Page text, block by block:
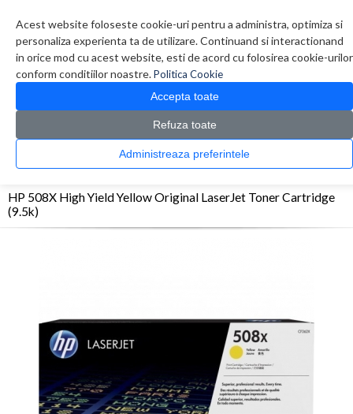
Acest website foloseste cookie-uri pentru a administra, optimiza si
personaliza experienta ta de utilizare. Continuand si interactionand
in orice mod cu acest website, esti de acord cu folosirea cookie-urilor
conform conditiilor noastre.Politica Cookie
Accepta toate
Refuza toate
Administreaza preferintele
0 produs(e)
CATALOG PRODUSE
Consumabile originale > Toner > HP 508X High Yield Yellow Original
HP 508X High Yield Yellow Original LaserJet Toner Cartridge
(9.5k)